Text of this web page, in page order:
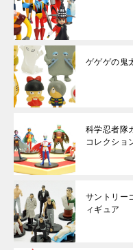
ゲゲゲの鬼
科学忍者隊
コレクショ
サントリー
ィギュア